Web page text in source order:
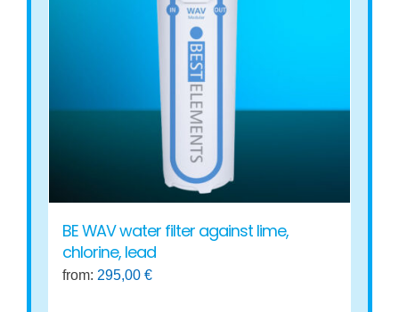
on
BE WAV water filter against lime,
chlorine, lead
from: 295,00€